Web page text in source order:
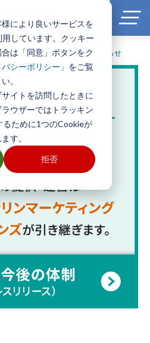
により良いサービスを
しています。クッキー
は「同意」ボタンをク
バシーポリシー」 をご覧
。
イトを訪問したときに
ウザーではトラッキン
ために1つのCookieが
す。
拒否
サーバーメンテナンスのお知らせ